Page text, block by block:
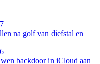
na golf van diefstal en
backdoor in iCloud aan